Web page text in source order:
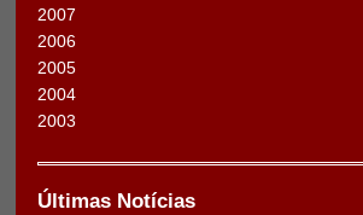
2007
2006
2005
2004
2003
Últimas Notícias